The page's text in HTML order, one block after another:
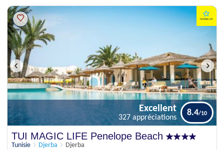
Excellent
327 appréciations
8.4
TUI MAGIC LIFE Penelope Beach
Tunisie Djerba Djerba
Excellent
327 appréciations
8.4